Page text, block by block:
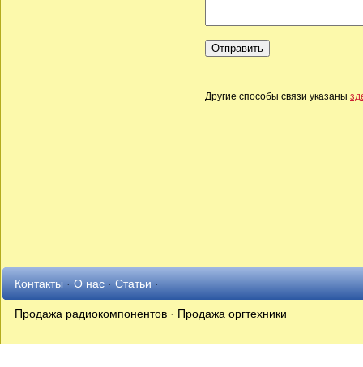
Другие способы связи указаны
Контакты·О нас·Статьи·
Продажа радиокомпонентов · Продажа оргтехники